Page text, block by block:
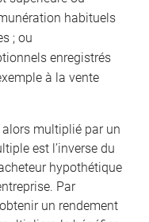
habituels
; ou
enregistrés
à la vente
multiplié par un
est l’inverse du
hypothétique
Par
un rendement